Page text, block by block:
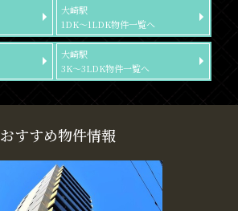
大崎駅
1DK～1LDK物件一覧へ
大崎駅
3K～3LDK物件一覧へ
おすすめ物件情報